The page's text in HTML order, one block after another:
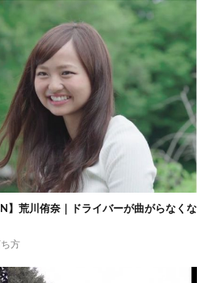
】荒川侑奈｜ドライバーが曲がらなくな
方